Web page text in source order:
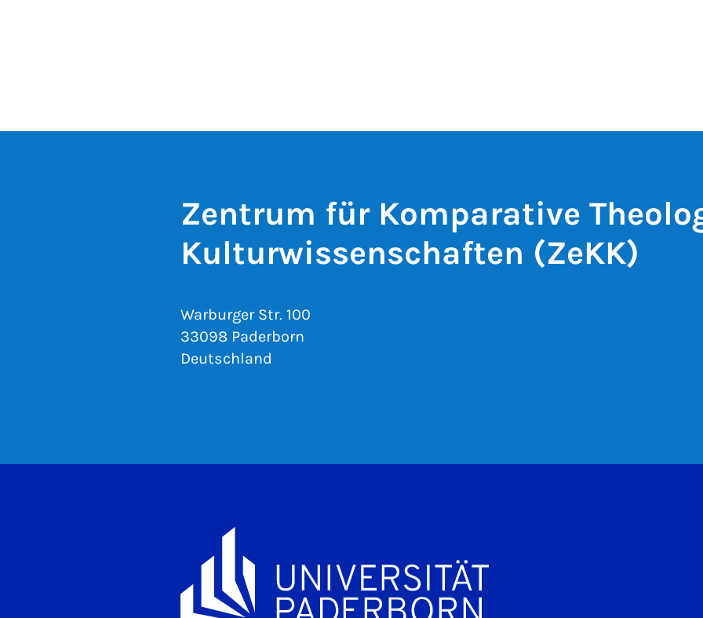
Zentrum für Komparative
Kulturwissenschaften (ZeKK)
Warburger Str. 100
33098 Paderborn
Deutschland